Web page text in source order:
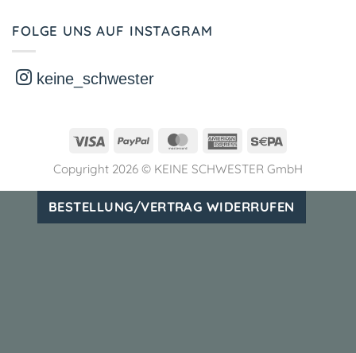
FOLGE UNS AUF INSTAGRAM
keine_schwester
Visa PayPal MasterCardAmerican
Copyright 2026 © KEINE SCHWESTER GmbH
BESTELLUNG/VERTRAG WIDERRUFEN